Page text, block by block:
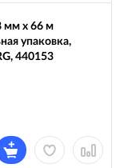
мм х 66 м
упаковка,
440153